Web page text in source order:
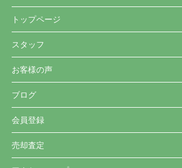
トップページ
スタッフ
お客様の声
ブログ
会員登録
売却査定